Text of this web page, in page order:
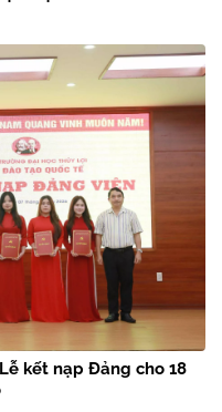
kết nạp Đảng cho 18